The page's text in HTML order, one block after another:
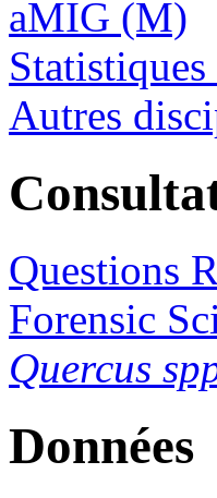
aMIG (M)
Autres
Questions
Forensic
Quercus
Données